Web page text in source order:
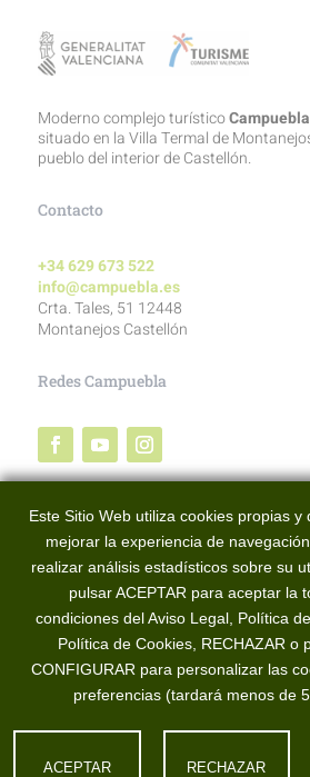
Moderno complejo turístico
situado en la Villa Termal de
pueblo del interior de Castellón.
Contacto
+34 629 673 522
info@campuebla.es
Crta. Tales, 51 12448
Montanejos Castellón
Redes Campuebla
Redes BTT Alto Mijares
privacidad
Aviso Legal|Política de
Este Sitio Web utiliza cookies propias y
mejorar la experiencia de
realizar análisis estadísticos sobre su
pulsar ACEPTAR para aceptar la
condiciones del Aviso Legal, Política
Política de Cookies, RECHAZAR o
CONFIGURAR para personalizar las
preferencias (tardará menos de 5
ACEPTAR RECHAZAR